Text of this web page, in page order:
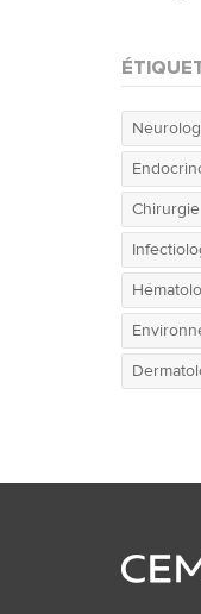
Chirurgie